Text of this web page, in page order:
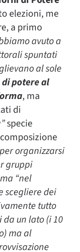
elezioni, me
, a primo
avuto a
spuntati
al sole
di potere al
, ma
di
specie
organizzarsi
gruppi
“nel
scegliere dei
tutto
da un lato (i 10
) ma al